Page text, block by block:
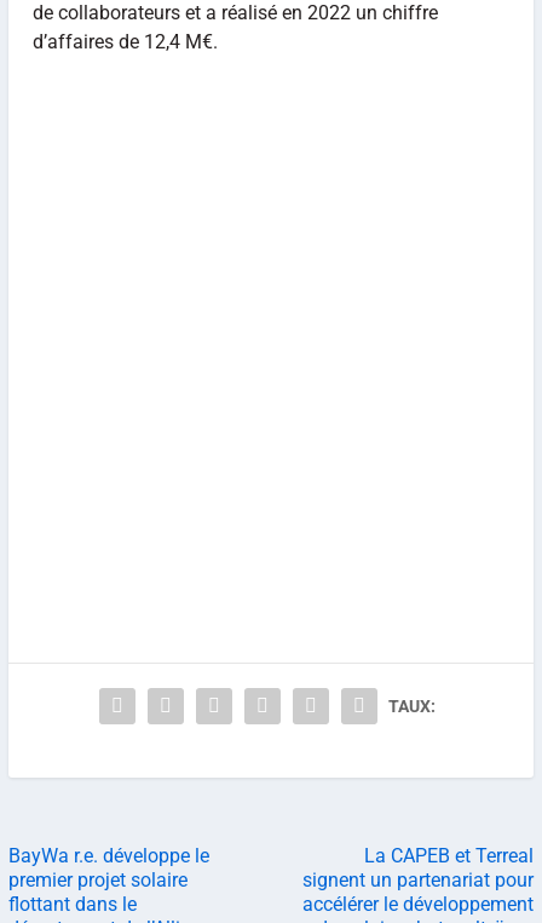
de collaborateurs et a réalisé en 2022 un chiffre
d’affaires de 12,4 M€.
TAUX:
BayWa r.e. développe le
premier projet solaire
flottant dans le
La CAPEB et Terreal
signent un partenariat pour
accélérer le développement